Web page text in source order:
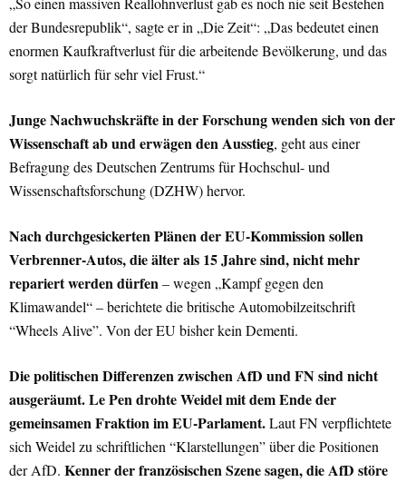
der Bundesrepublik“, sagte er in „Die Zeit“: „Das bedeutet einen
enormen Kaufkraftverlust für die arbeitende Bevölkerung, und das
sorgt natürlich für sehr viel Frust.“
Junge Nachwuchskräfte in der Forschung wenden sich von der
Wissenschaft ab und erwägen den Ausstieg, geht aus einer
Befragung des Deutschen Zentrums für Hochschul- und
Wissenschaftsforschung (DZHW) hervor.
Nach durchgesickerten Plänen der EU-Kommission sollen
Verbrenner-Autos, die älter als 15 Jahre sind, nicht mehr
repariert werden dürfen– wegen „Kampf gegen den
Klimawandel“ – berichtete die britische Automobilzeitschrift
“Wheels Alive”. Von der EU bisher kein Dementi.
Die politischen Differenzen zwischen AfD und FN sind nicht
ausgeräumt. Le Pen drohte Weidel mit dem Ende der
gemeinsamen Fraktion im EU-Parlament.Laut FN verpflichtete
sich Weidel zu schriftlichen “Klarstellungen” über die Positionen
der AfD. Kenner der französischen Szene sagen, die AfD störe